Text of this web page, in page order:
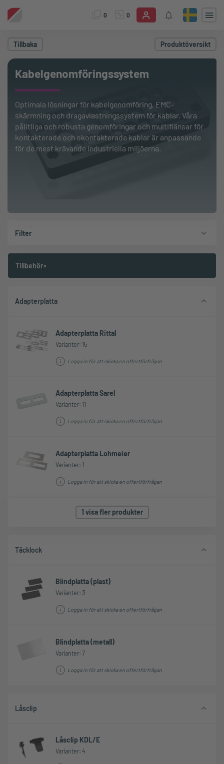
0 0
Tillbaka Produktöversikt
Kabelgenomföringssystem
Optimala lösningar för kabelgenomföring, EMC-
skärmning och dragavlastningssystem för kablar. Våra
pålitliga och robusta genomföringar och multiflänsar för
kontakterade och okontakterade kablar är anpassande
för de mest krävande industriella miljöerna.
Filter
Tillbehör»
Adapterplatta
Adapterplatta Rittal
Varianter: 15
Logga in för att skicka en offertförfrågan
Adapterplatta Sarel
Varianter: 11
Logga in för att skicka en offertförfrågan
Adapterplatta Lohmeier
Varianter: 1
Logga in för att skicka en offertförfrågan
1 visa fler produkter
Täcklock
Blindplatta (plast)
Varianter: 3
Logga in för att skicka en offertförfrågan
Blindplatta (metall)
Varianter: 7
Logga in för att skicka en offertförfrågan
Låsclip
Låsclip KDL/E
Varianter: 4